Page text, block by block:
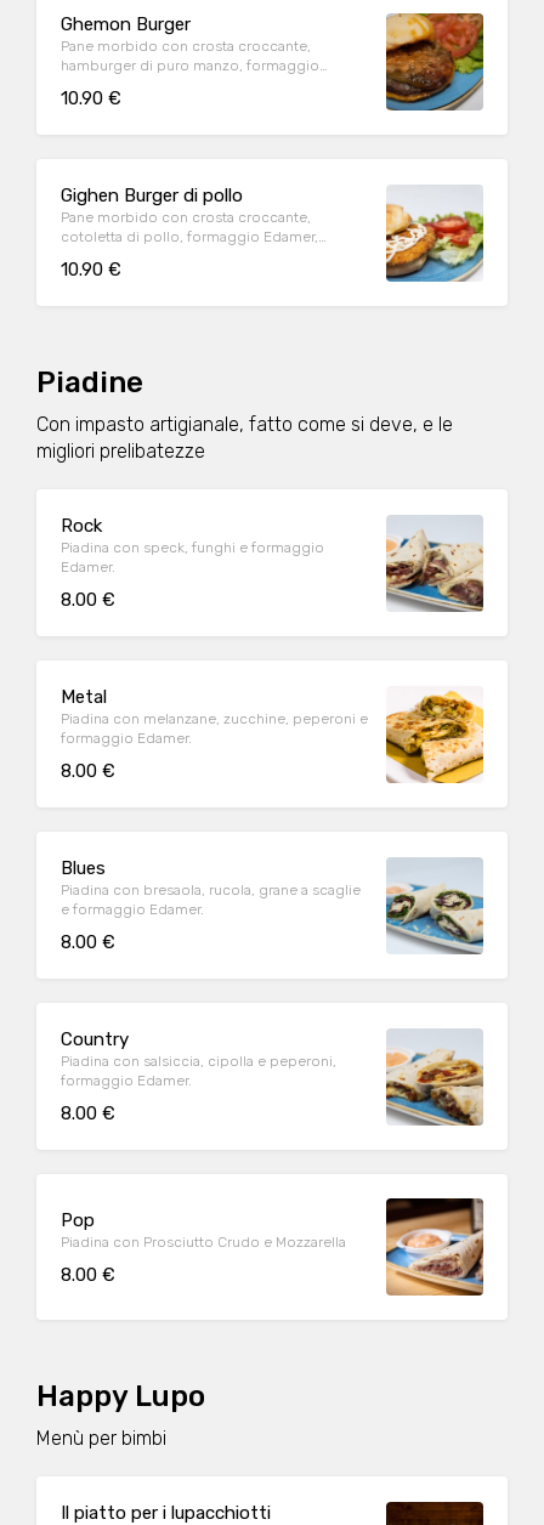
Ghemon Burger
Pane morbido con crosta croccante,
hamburger di puro manzo, formaggio
10.90 €
Gighen Burger di pollo
Pane morbido con crosta croccante,
cotoletta di pollo, formaggio Edamer,
10.90 €
Piadine
Con impasto artigianale, fatto come si deve, e le
migliori prelibatezze
Rock
Piadina con speck, funghi e formaggio
Edamer.
8.00 €
Metal
Piadina con melanzane, zucchine, peperoni e
formaggio Edamer.
8.00 €
Blues
Piadina con bresaola, rucola, grane a scaglie
e formaggio Edamer.
8.00 €
Country
Piadina con salsiccia, cipolla e peperoni,
formaggio Edamer.
8.00 €
Pop
Piadina con Prosciutto Crudo e Mozzarella
8.00 €
Happy Lupo
Menù per bimbi
Il piatto per i lupacchiotti